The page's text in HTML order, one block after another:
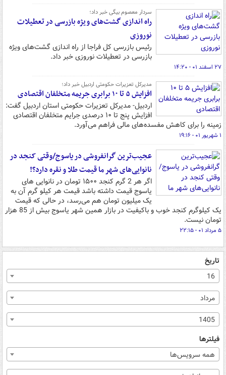
سردار معصوم بیگی خبر داد؛
راه اندازی گشت‌های ویژه بازرسی در تعطیلات
نوروزی
رئیس بازرسی کل فراجا از راه اندازی گشت‌های ویژه
بازرسی در تعطیلات نوروزی خبر داد.
۲۷ اسفند ۰۱ - ۱۴:۲۰
مدیرکل تعزیرات حکومتی اردبیل خبر داد؛
افزایش ۵ تا ۱۰ برابری جریمه متخلفان اقتصادی
اردبیل- مدیرکل تعزیرات حکومتی استان اردبیل گفت:
افزایش پنج تا ۱۰ درصدی جرایم متخلفان اقتصادی
زمینه را برای کاهش مفسده‌های مالی فراهم می‌آورد.
۱ شهریور ۰۱ - ۱۹:۱۶
عجیب‌ترین گرانفروشی در یاسوج/وقتی کنجد در
نانوایی‌های شهر ما قیمت طلا و نقره دارد؟!
اگر هر 2 گرم کنجد ۱۵۰۰ تومان در نانوایی های
یاسوج قیمت داشته باشد قیمت هر کیلو گرم آن به
یک میلیون تومان هم می‌رسد، در حالی که قیمت
یک کیلوگرم کنجد خوب و باکیفیت در بازار همین شهر یاسوج بیش از 85 هزار
تومان نیست.
۵ مرداد ۰۱ - ۲۲:۱۵
تاریخ
16
مرداد
1405
فیلترها
همه سرویس‌ها